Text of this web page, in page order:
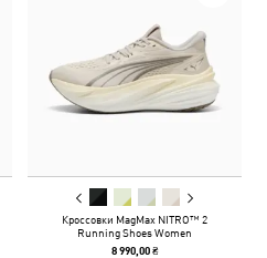
Кроссовки MagMax NITRO™ 2
Running Shoes Women
8 990,00 ₴